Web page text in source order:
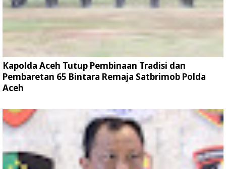
Kapolda Aceh Tutup Pembinaan Tradisi dan
Pembaretan 65 Bintara Remaja Satbrimob Polda
Aceh